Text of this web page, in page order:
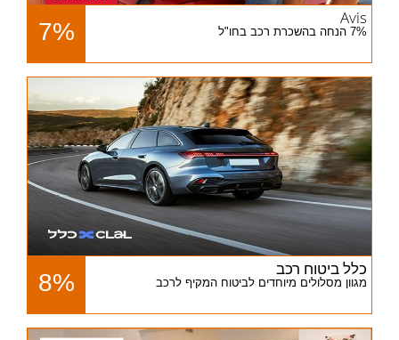
Avis
7% הנחה בהשכרת רכב בחו"ל 7%
כלל ביטוח רכב
מגוון מסלולים מיוחדים לביטוח המקיף לרכב 8%